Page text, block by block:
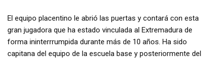
El equipo placentino le abrió las puertas y contará con esta
gran jugadora que ha estado vinculada al Extremadura de
forma ininterrrumpida durante más de 10 años. Ha sido
capitana del equipo de la escuela base y posteriormente del